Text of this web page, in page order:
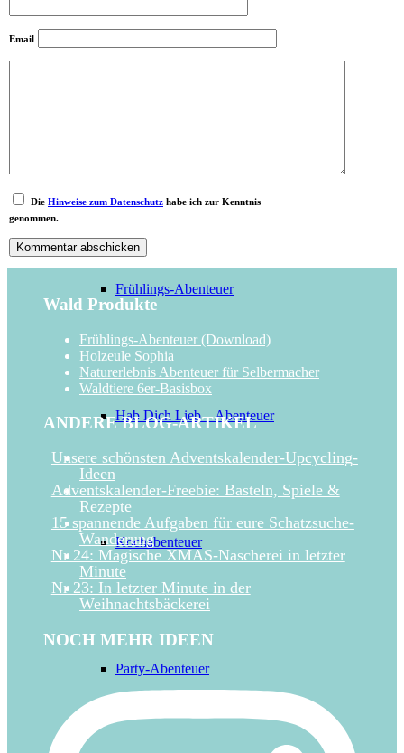
Frühlings-Abenteuer
Hab Dich Lieb – Abenteuer
Kochabenteuer
Party-Abenteuer
Email
Die Hinweise zum Datenschutz habe ich zur Kenntnis
genommen.
Wald Produkte
Frühlings-Abenteuer (Download)
Holzeule Sophia
Naturerlebnis Abenteuer für Selbermacher
Waldtiere 6er-Basisbox
ANDERE BLOG-ARTIKEL
Unsere schönsten Adventskalender-Upcycling-
Ideen
Adventskalender-Freebie: Basteln, Spiele &
Rezepte
15 spannende Aufgaben für eure Schatzsuche-
Wanderung
Nr 24: Magische XMAS-Nascherei in letzter
Minute
Nr 23: In letzter Minute in der
Weihnachtsbäckerei
NOCH MEHR IDEEN